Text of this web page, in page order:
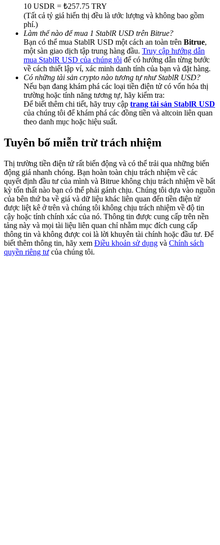
Deposit & Trade BTC to Share 25000 USDT prize pool!
Deposit CASHCAT & Win
Share 500000 CASHCAT prize pool
Exclusive for BitMart Users
Register & Trade to Win 500,000 USDT
Precious Metals Trading Carnival
Trade Gold & Silver · 33,333 USDT Bonus
USDT New User Exclusive 10% APR
USDT Flexible Staking | Daily Rewards
10 USDR = ₺257.75 TRY
(Tất cả tỷ giá hiển thị đều là ước lượng và không bao gồm
phí.)
Làm thế nào để mua 1 StablR USD trên Bitrue?
Bạn có thể mua StablR USD một cách an toàn trên Bitrue,
một sàn giao dịch tập trung hàng đầu. Truy cập hướng dẫn
mua StablR USD của chúng tôi để có hướng dẫn từng bước
về cách thiết lập ví, xác minh danh tính của bạn và đặt hàng.
Có những tài sản crypto nào tương tự như StablR USD?
Nếu bạn đang khám phá các loại tiền điện tử có vốn hóa thị
trường hoặc tính năng tương tự, hãy kiểm tra:
Để biết thêm chi tiết, hãy truy cập trang tài sản StablR USD
của chúng tôi để khám phá các đồng tiền và altcoin liên quan
theo danh mục hoặc hiệu suất.
Tuyên bố miễn trừ trách nhiệm
Thị trường tiền điện tử rất biến động và có thể trải qua những biến
động giá nhanh chóng. Bạn hoàn toàn chịu trách nhiệm về các
quyết định đầu tư của mình và Bitrue không chịu trách nhiệm về bất
kỳ tổn thất nào bạn có thể phải gánh chịu. Chúng tôi dựa vào nguồn
của bên thứ ba về giá và dữ liệu khác liên quan đến tiền điện tử
được liệt kê ở trên và chúng tôi không chịu trách nhiệm về độ tin
cậy hoặc tính chính xác của nó. Thông tin được cung cấp trên nền
tảng này và mọi tài liệu liên quan chỉ nhằm mục đích cung cấp
thông tin và không được coi là lời khuyên tài chính hoặc đầu tư. Để
biết thêm thông tin, hãy xem Điều khoản sử dụng và Chính sách
quyền riêng tư của chúng tôi.